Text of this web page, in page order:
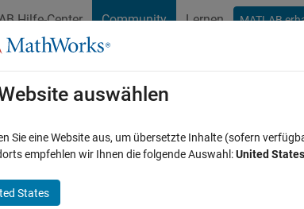
Hilfe-Center Community Lernen MATLAB
File Exchange Cody
Antworten Durchsuchen
a pre-allocated matrix 2D?
25 Jul. 2021
auswählen
Sie eine Website aus, um übersetzte Inhalte (sofern
empfehlen wir Ihnen die folgende Auswahl:United States
States